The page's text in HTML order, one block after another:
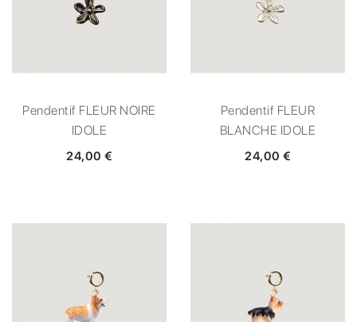
Pendentif FLEUR NOIRE
IDOLE
24,00 €
Pendentif FLEUR
BLANCHE IDOLE
24,00 €